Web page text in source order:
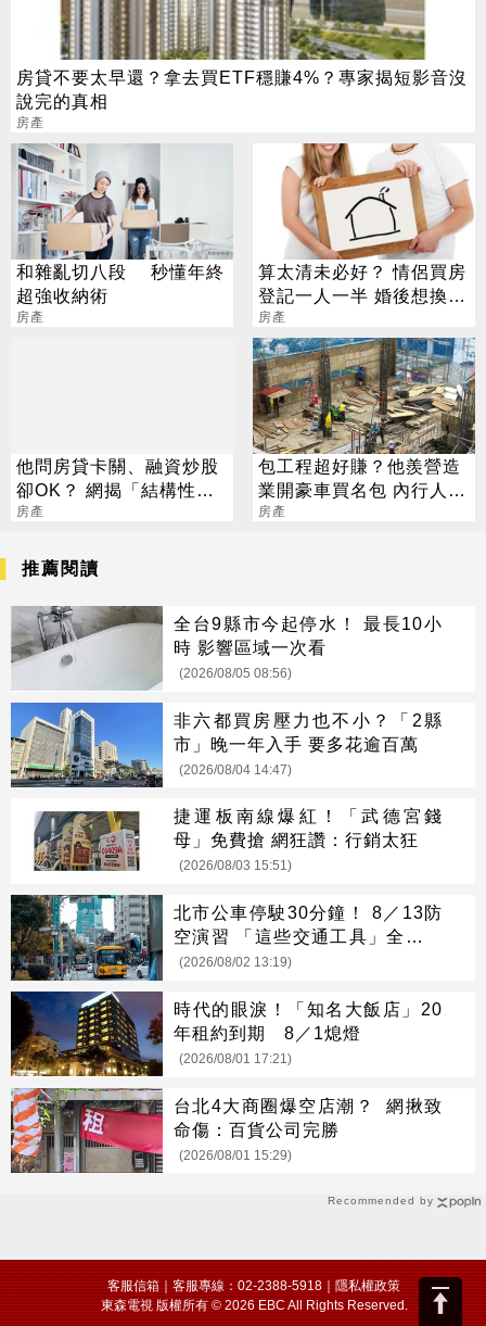
房貸不要太早還？拿去買ETF穩賺4%？專家揭短影音沒
說完的真相
房產
和雜亂切八段 秒懂年終
超強收納術
房產
算太清未必好？ 情侶買房
登記一人一半 婚後想換屋
出事了
房產
他問房貸卡關、融資炒股
卻OK？ 網揭「結構性」
真相：差很多
房產
包工程超好賺？他羨營造
業開豪車買名包 內行人：
跑路的一堆
房產
Recommended by
推薦閱讀
全台9縣市今起停水！ 最長10小
時 影響區域一次看
(2026/08/05 08:56)
非六都買房壓力也不小？「2縣
市」晚一年入手 要多花逾百萬
(2026/08/04 14:47)
捷運板南線爆紅！「武德宮錢
母」免費搶 網狂讚：行銷太狂
(2026/08/03 15:51)
北市公車停駛30分鐘！ 8／13防
空演習 「這些交通工具」全面管
制
(2026/08/02 13:19)
時代的眼淚！「知名大飯店」20
年租約到期 8／1熄燈
(2026/08/01 17:21)
台北4大商圈爆空店潮？ 網揪致
命傷：百貨公司完勝
(2026/08/01 15:29)
客服信箱｜客服專線：02-2388-5918｜隱私權政策
東森電視 版權所有 © 2026 EBC All Rights Reserved.